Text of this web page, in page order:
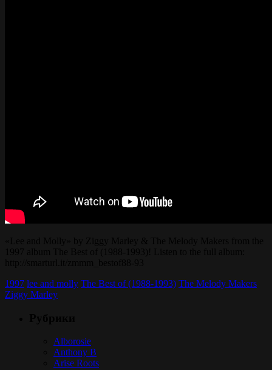
1997 lee and molly The Best of (1988-1993) The Melody Makers
Ziggy Marley
Alborosie
Anthony B
Arise Roots